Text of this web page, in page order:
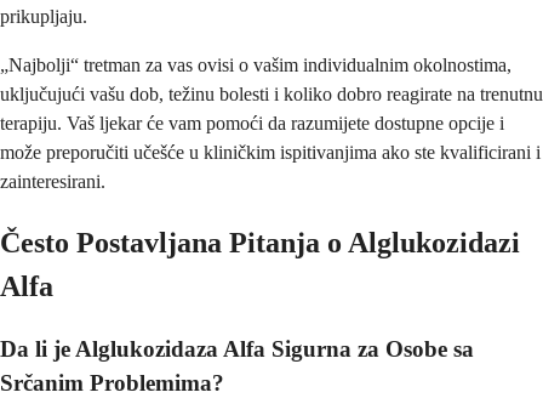
prikupljaju.
„Najbolji“ tretman za vas ovisi o vašim individualnim okolnostima,
uključujući vašu dob, težinu bolesti i koliko dobro reagirate na trenutnu
terapiju. Vaš ljekar će vam pomoći da razumijete dostupne opcije i
može preporučiti učešće u kliničkim ispitivanjima ako ste kvalificirani i
zainteresirani.
Često Postavljana Pitanja o Alglukozidazi
Alfa
Da li je Alglukozidaza Alfa Sigurna za Osobe sa
Srčanim Problemima?